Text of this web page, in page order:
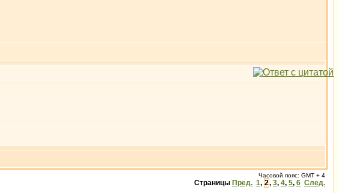
Часовой пояс: GMT + 4
Страницы Пред. 1, 2, 3, 4, 5, 6 След.